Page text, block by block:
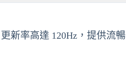
新率高達 120Hz，提供流暢